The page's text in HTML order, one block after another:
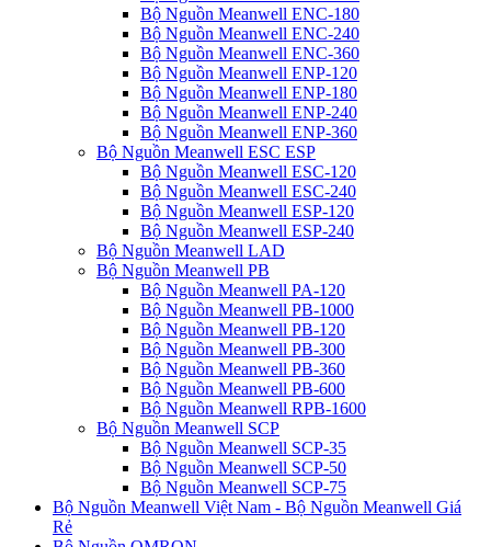
Bộ Nguồn Meanwell ENC-180
Bộ Nguồn Meanwell ENC-240
Bộ Nguồn Meanwell ENC-360
Bộ Nguồn Meanwell ENP-120
Bộ Nguồn Meanwell ENP-180
Bộ Nguồn Meanwell ENP-240
Bộ Nguồn Meanwell ENP-360
Bộ Nguồn Meanwell ESC ESP
Bộ Nguồn Meanwell ESC-120
Bộ Nguồn Meanwell ESC-240
Bộ Nguồn Meanwell ESP-120
Bộ Nguồn Meanwell ESP-240
Bộ Nguồn Meanwell LAD
Bộ Nguồn Meanwell PB
Bộ Nguồn Meanwell PA-120
Bộ Nguồn Meanwell PB-1000
Bộ Nguồn Meanwell PB-120
Bộ Nguồn Meanwell PB-300
Bộ Nguồn Meanwell PB-360
Bộ Nguồn Meanwell PB-600
Bộ Nguồn Meanwell RPB-1600
Bộ Nguồn Meanwell SCP
Bộ Nguồn Meanwell SCP-35
Bộ Nguồn Meanwell SCP-50
Bộ Nguồn Meanwell SCP-75
Bộ Nguồn Meanwell Việt Nam - Bộ Nguồn Meanwell Giá
Rẻ